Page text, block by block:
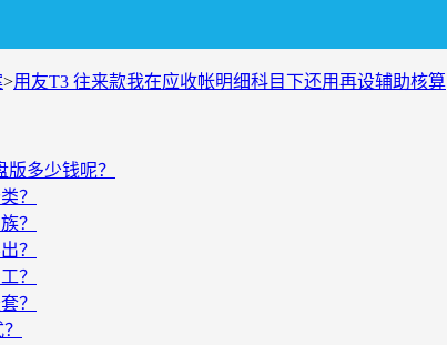
>用友T3 往来款我在应收帐明细科目下还用再设辅助核算
多少钱呢？
？
？
？
？
？